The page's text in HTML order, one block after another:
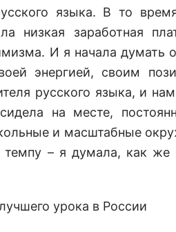
языка. В то
низкая заработная
И я начала думать
энергией, своим
русского языка, и
на месте,
и масштабные
– я думала, как же